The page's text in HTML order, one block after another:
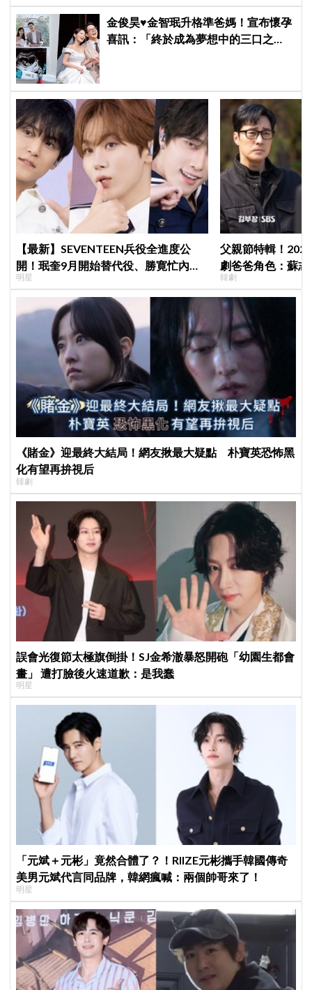
金俊昊♥金智珉升格準爸媽！宣布懷孕
喜訊：「終於成為夢想中的三口之
【最新】SEVENTEEN兵役全進度公
開！珉奎9月開始替代役、勝寛忙內
DINO軍樂隊10月入伍
明星
父親節特輯！
劇爸爸角色：蘇
命都可以不要
韓劇
《賭金》迎最終大結局！網友揪最大疑點 朴寶英恐怖黑
化有望再拚視后
韓劇
誤會光復節太極旗倒掛！SJ金希澈暴怒開砲「幼園生都會
畫」 遭打臉後火速道歉：是我蠢
明星
「元斌＋元彬」竟然合體了？！RIIZE元彬攜手韓國傳奇
美男元斌代言同品牌，韓網瘋喊：兩個帥哥來了！
明星